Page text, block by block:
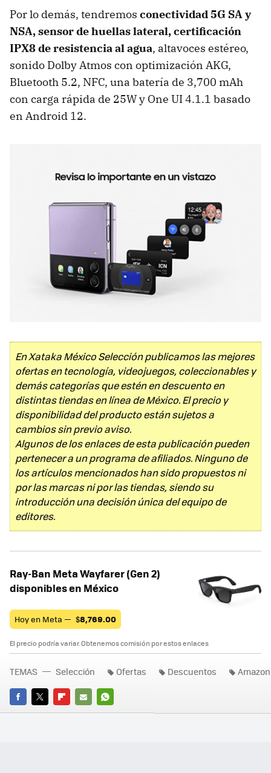
Por lo demás, tendremos conectividad 5G SA y
NSA, sensor de huellas lateral, certificación
IPX8 de resistencia al agua, altavoces estéreo,
sonido Dolby Atmos con optimización AKG,
Bluetooth 5.2, NFC, una batería de 3,700 mAh
con carga rápida de 25W y One UI 4.1.1 basado
en Android 12.
En Xataka México Selección publicamos las mejores
ofertas en tecnología, videojuegos, coleccionables y
demás categorías que estén en descuento en
distintas tiendas en línea de México. El precio y
disponibilidad del producto están sujetos a
cambios sin previo aviso.
Algunos de los enlaces de esta publicación pueden
pertenecer a un programa de afiliados. Ninguno de
los artículos mencionados han sido propuestos ni
por las marcas ni por las tiendas, siendo su
introducción una decisión única del equipo de
editores.
Ray-Ban Meta Wayfarer (Gen 2)
disponibles en México
Hoy en Meta — $8,769.00
El precio podría variar. Obtenemos comisión por estos enlaces
FACEBOOK
TWITTERFLIPBOARD
E-
WHATSAPP
TEMAS Selección Ofertas Descuentos